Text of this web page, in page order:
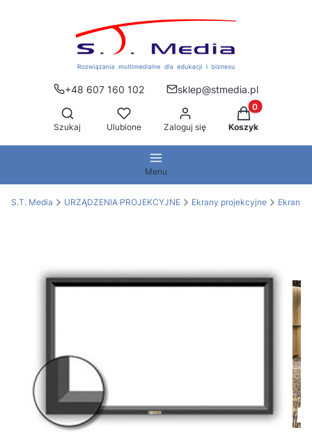
+48 607 160 102
sklep@stmedia.pl
Otwórz wyszukiwarkę
Szukaj Ulubione Zaloguj się
Produkty w
Koszyk
Menu
S.T. Media URZĄDZENIA PROJEKCYJNE Ekrany projekcyjne Ekrany